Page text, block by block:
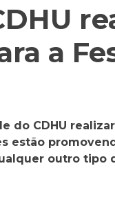
a
do CDHU
estão
outro tipo